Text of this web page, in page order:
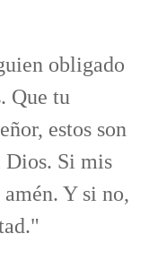
obligado
Que tu
estos son
Dios. Si mis
Y si no,